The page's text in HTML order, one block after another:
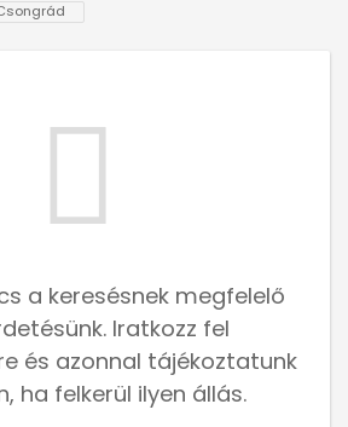
a keresésnek megfelelő
Iratkozz fel
és azonnal tájékoztatunk
ha felkerül ilyen állás.